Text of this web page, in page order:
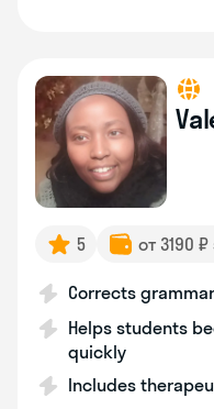
5 от 3190
Corrects
Helps students
quickly
Includes